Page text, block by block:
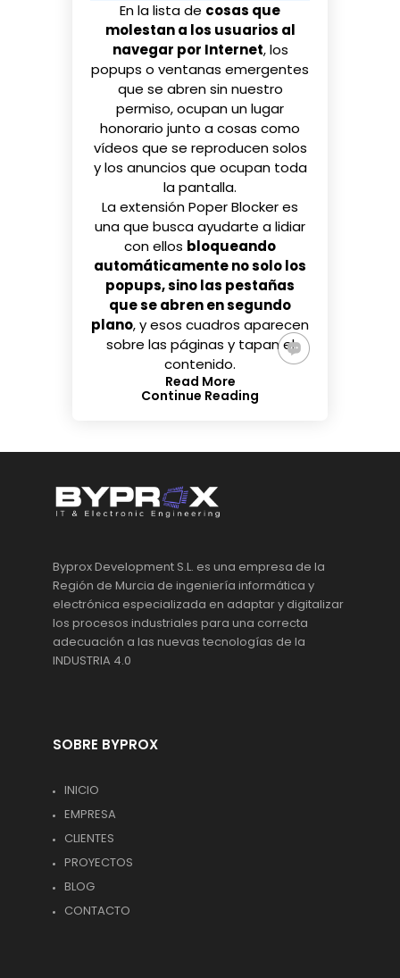
En la lista de cosas que
molestan a los usuarios al
navegar por Internet, los
popups o ventanas emergentes
que se abren sin nuestro
permiso, ocupan un lugar
honorario junto a cosas como
vídeos que se reproducen solos
y los anuncios que ocupan toda
la pantalla.
La extensiónPoper Blockeres
una que busca ayudarte a lidiar
con ellos bloqueando
automáticamente no solo los
popups, sino las pestañas
que se abren en segundo
plano, y esos cuadros aparecen
sobre las páginas y tapan el
contenido.
Read More
Continue Reading
Byprox Development S.L. es una empresa de la
Región de Murcia de ingeniería informática y
electrónica especializada en adaptar y digitalizar
los procesos industriales para una correcta
adecuación a las nuevas tecnologías de la
INDUSTRIA 4.0
SOBRE BYPROX
INICIO
EMPRESA
CLIENTES
PROYECTOS
BLOG
CONTACTO